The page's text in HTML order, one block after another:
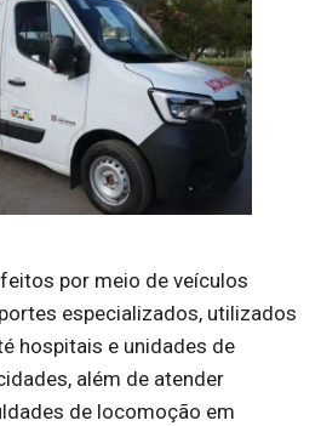
por meio de veículos
especializados, utilizados
hospitais e unidades de
além de atender
de locomoção em